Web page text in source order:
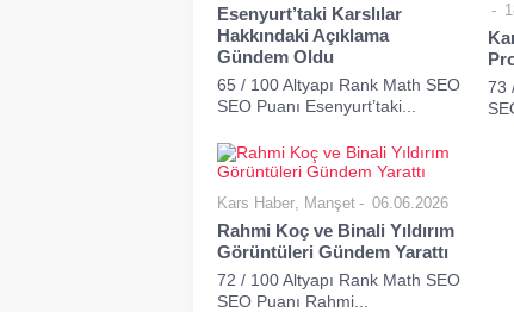
Esenyurt’taki Karslılar
Hakkındaki Açıklama
Gündem Oldu
65 / 100 Altyapı Rank Math SEO
SEO Puanı Esenyurt’taki...
73
Kars Haber, Manşet 06.06.2026
Rahmi Koç ve Binali Yıldırım
Görüntüleri Gündem Yarattı
72 / 100 Altyapı Rank Math SEO
SEO Puanı Rahmi...